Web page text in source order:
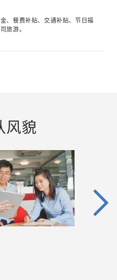
、餐费补贴、交通补贴、节日福
旅游。
风貌
Next